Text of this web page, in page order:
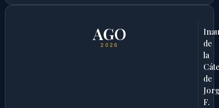
AGO
2026
de
la
de
F.